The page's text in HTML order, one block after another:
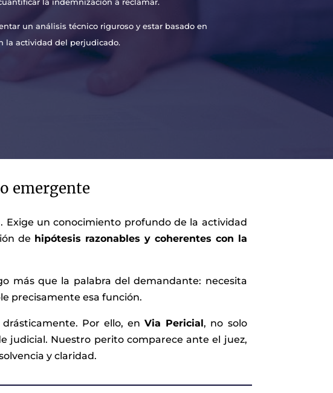
un análisis técnico riguroso y estar basado en
la actividad del perjudicado.
emergente
Exige un conocimiento profundo de la actividad
de hipótesis razonables y coherentes con la
más que la palabra del demandante: necesita
precisamente esa función.
drásticamente. Por ello, enVia Pericial, no solo
judicial. Nuestro perito comparece ante el juez,
y claridad.